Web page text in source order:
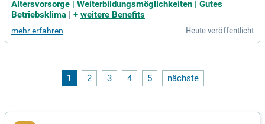
rfahrung, Controller (m/w/d), geprüfter Betriebswirt (m/w/d)
Altersvorsorge | Weiterbildungsmöglichkeiten | Gutes
Betriebsklima
+ weitere Benefits
mehr erfahren Heute veröffentlicht
1 2 3 4 5 nächste